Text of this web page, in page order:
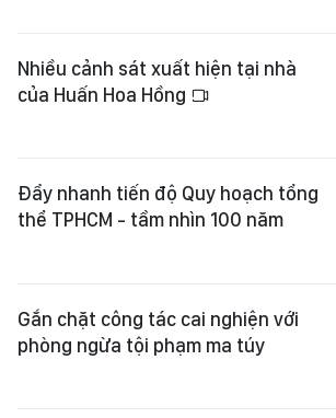
Nhiều cảnh sát xuất hiện tại nhà
của Huấn Hoa Hồng
Đẩy nhanh tiến độ Quy hoạch tổng
thể TPHCM - tầm nhìn 100 năm
Gắn chặt công tác cai nghiện với
phòng ngừa tội phạm ma túy